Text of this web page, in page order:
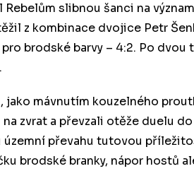
slibnou šanci na
z kombinace dvojice Petr
brodské barvy – 4:2. Po
jako mávnutím kouzelného
zvrat a převzali otěže duelu
převahu tutovou
brodské branky, nápor hostů